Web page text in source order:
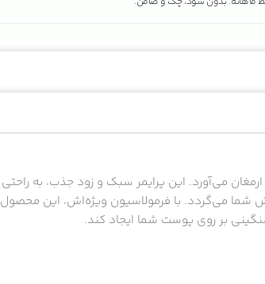
می‌آورد. این پرایمر سبک و زود جذب، به راحتی
می‌گردد. با فرمولاسیون ویژه‌اش، این محصول
بر روی پوست شما ایجاد کند.